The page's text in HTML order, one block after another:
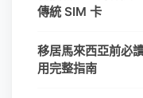
傳統 SIM 卡
移居馬來西亞前必
用完整指南